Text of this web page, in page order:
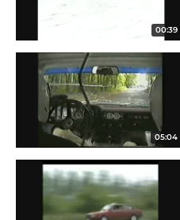
00:39
05:04